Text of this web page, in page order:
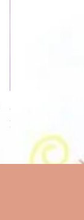
Spray Mestra Pórtia
Preço
R$ 40,00